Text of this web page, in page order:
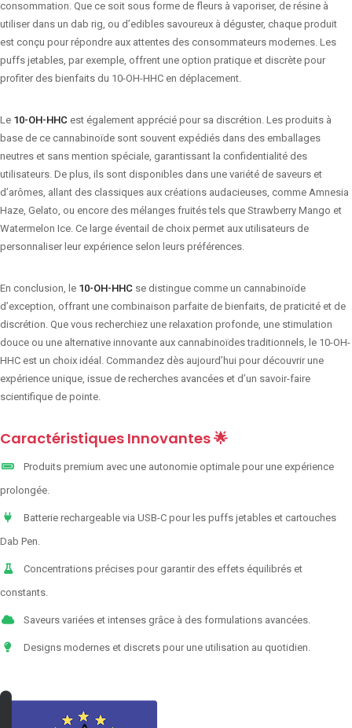
consommation. Que ce soit sous forme de fleurs à vaporiser, de résine à
utiliser dans un dab rig, ou d’edibles savoureux à déguster, chaque produit
est conçu pour répondre aux attentes des consommateurs modernes. Les
puffs jetables, par exemple, offrent une option pratique et discrète pour
profiter des bienfaits du 10-OH-HHC en déplacement.
Le 10-OH-HHC est également apprécié pour sa discrétion. Les produits à
base de ce cannabinoïde sont souvent expédiés dans des emballages
neutres et sans mention spéciale, garantissant la confidentialité des
utilisateurs. De plus, ils sont disponibles dans une variété de saveurs et
d’arômes, allant des classiques aux créations audacieuses, comme Amnesia
Haze, Gelato, ou encore des mélanges fruités tels que Strawberry Mango et
Watermelon Ice. Ce large éventail de choix permet aux utilisateurs de
personnaliser leur expérience selon leurs préférences.
En conclusion, le 10-OH-HHC se distingue comme un cannabinoïde
d’exception, offrant une combinaison parfaite de bienfaits, de praticité et de
discrétion. Que vous recherchiez une relaxation profonde, une stimulation
douce ou une alternative innovante aux cannabinoïdes traditionnels, le 10-OH-
HHC est un choix idéal. Commandez dès aujourd’hui pour découvrir une
expérience unique, issue de recherches avancées et d’un savoir-faire
scientifique de pointe.
Caractéristiques Innovantes 🌟
Produits premium avec une autonomie optimale pour une expérience
prolongée.
Batterie rechargeable via USB-C pour les puffs jetables et cartouches
Dab Pen.
Concentrations précises pour garantir des effets équilibrés et
constants.
Saveurs variées et intenses grâce à des formulations avancées.
Designs modernes et discrets pour une utilisation au quotidien.